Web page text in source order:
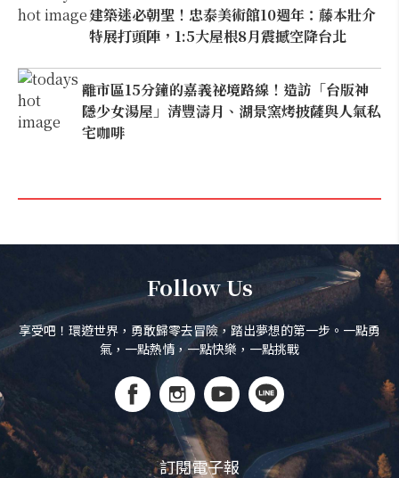
建築迷必朝聖！忠泰美術館10週年：藤本壯介
特展打頭陣，1:5大屋根8月震撼空降台北
離市區15分鐘的嘉義祕境路線！造訪「台版神
隱少女湯屋」清豐濤月、湖景窯烤披薩與人氣私
宅咖啡
Follow Us
享受吧！環遊世界，勇敢歸零去冒險，踏出夢想的第一步。一點勇
氣，一點熱情，一點快樂，一點挑戰
訂閱電子報